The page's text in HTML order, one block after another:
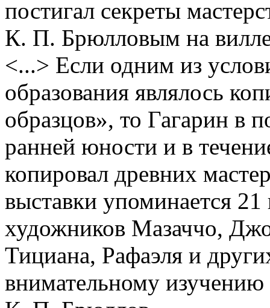
постигал секреты
К. П. Брюлловым на
<...> Если одним из
образования являлось
образцов», то Гагарин в
ранней юности и в
копировал древних
выставки упоминается
художников Мазаччо,
Тициана, Рафаэля и
внимательному